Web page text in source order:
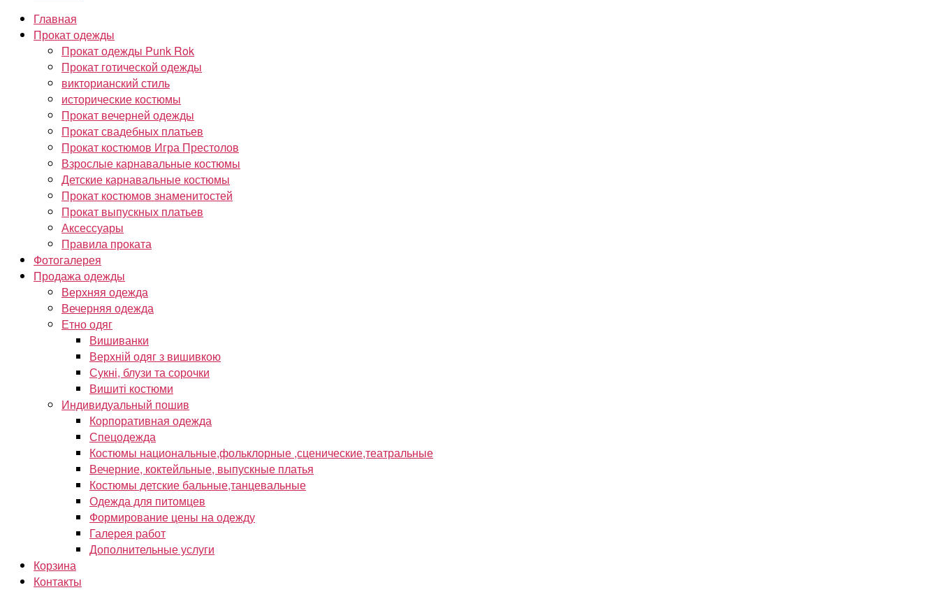
Главная
Прокат одежды
Прокат одежды Punk Rok
Прокат готической одежды
викторианский стиль
исторические костюмы
Прокат вечерней одежды
Прокат свадебных платьев
Прокат костюмов Игра Престолов
Взрослые карнавальные костюмы
Детские карнавальные костюмы
Прокат костюмов знаменитостей
Прокат выпускных платьев
Аксессуары
Правила проката
Фотогалерея
Продажа одежды
Верхняя одежда
Вечерняя одежда
Етно одяг
Вишиванки
Верхній одяг з вишивкою
Сукні, блузи та сорочки
Вишиті костюми
Индивидуальный пошив
Корпоративная одежда
Спецодежда
Костюмы национальные,фольклорные ,сценические,театральные
Вечерние, коктейльные, выпускные платья
Костюмы детские бальные,танцевальные
Одежда для питомцев
Формирование цены на одежду
Галерея работ
Дополнительные услуги
Корзина
Контакты